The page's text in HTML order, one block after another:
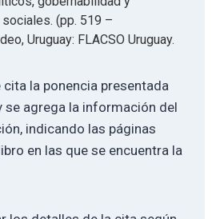
(pp. 519 –
Uruguay: FLACSO Uruguay.
cita la ponencia presentada
se agrega la información del
indicando las páginas
en las que se encuentra la